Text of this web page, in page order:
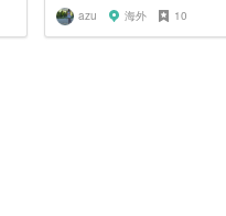
azu 海外 10